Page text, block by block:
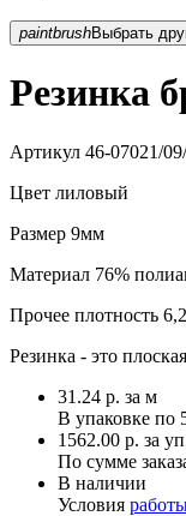
paintbrush
Резинка
Артикул 46-07021/
Цвет лиловый
Размер 9мм
Материал 76%
Прочее плотность
Резинка - это
31.24 р. за м
В упаковке по
1562.00 р. за
По сумме
В наличии
Условия